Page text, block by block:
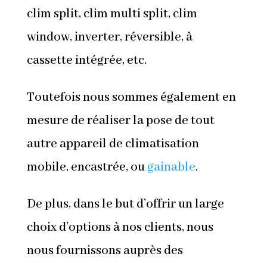
clim split, clim multi split, clim
window, inverter, réversible, à
cassette intégrée, etc.
Toutefois nous sommes également en
mesure de réaliser la pose de tout
autre appareil de climatisation
mobile, encastrée, ougainable.
De plus, dans le but d’offrir un large
choix d’options à nos clients, nous
nous fournissons auprès des